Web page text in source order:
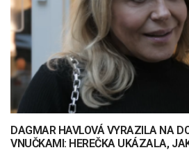
DAGMAR HAVLOVÁ VYRAZILA NA
VNUČKAMI: HEREČKA UKÁZALA,